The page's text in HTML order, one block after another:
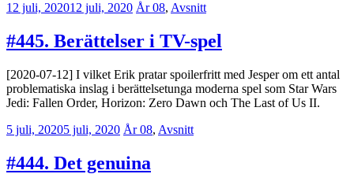
12 juli, 202012 juli, 2020 Erik
År 08, Avsnitt
#445. Berättelser i TV-spel
[2020-07-12] I vilket Erik pratar spoilerfritt med Jesper om ett antal
problematiska inslag i berättelsetunga moderna spel som Star Wars
Jedi: Fallen Order, Horizon: Zero Dawn och The Last of Us II.
5 juli, 20205 juli, 2020 Erik
År 08, Avsnitt
#444. Det genuina